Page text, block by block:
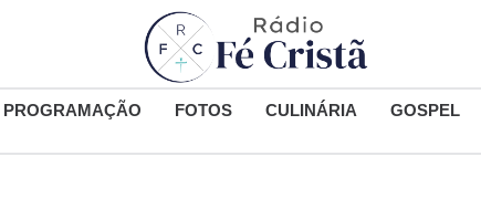
PROGRAMAÇÃO FOTOS CULINÁRIA GOSPEL